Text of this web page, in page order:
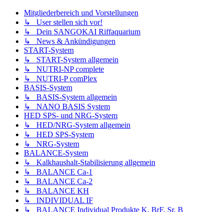
Mitgliederbereich und Vorstellungen
↳ User stellen sich vor!
↳ Dein SANGOKAI Riffaquarium
↳ News & Ankündigungen
START-System
↳ START-System allgemein
↳ NUTRI-NP complete
↳ NUTRI-P comPlex
BASIS-System
↳ BASIS-System allgemein
↳ NANO BASIS System
HED SPS- und NRG-System
↳ HED/NRG-System allgemein
↳ HED SPS-System
↳ NRG-System
BALANCE-System
↳ Kalkhaushalt-Stabilisierung allgemein
↳ BALANCE Ca-1
↳ BALANCE Ca-2
↳ BALANCE KH
↳ INDIVIDUAL IF
↳ BALANCE Individual Produkte K, BrF, Sr, B